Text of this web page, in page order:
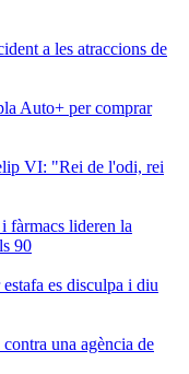
a les atraccions de
Auto+ per comprar
VI: "Rei de l'odi, rei
fàrmacs lideren la
90
es disculpa i diu
una agència de